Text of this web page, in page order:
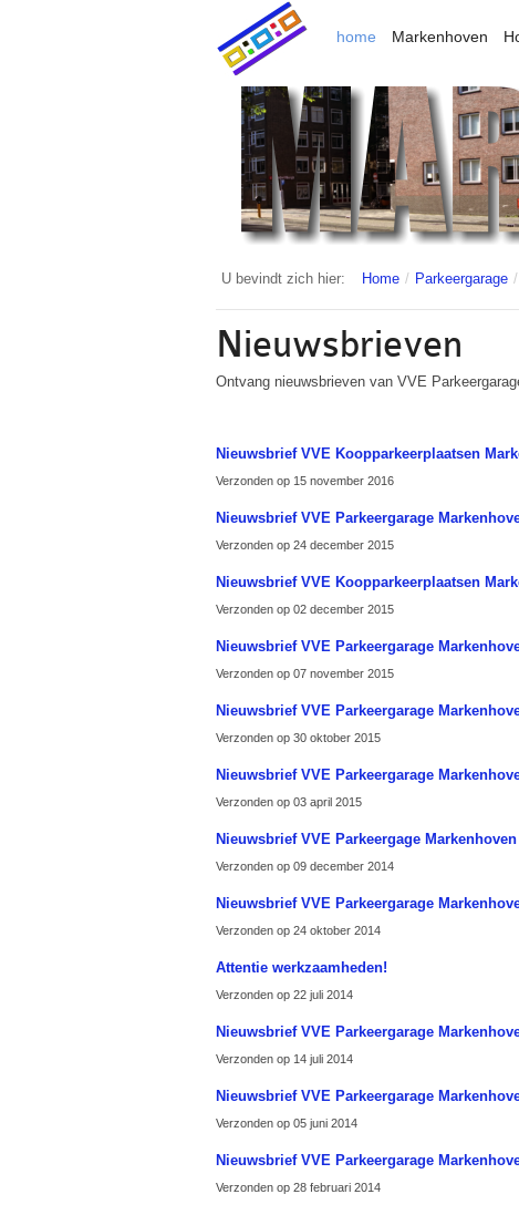
home Markenhoven
U bevindt zich hier: Home / Parkeergarage /
Nieuwsbrieven
Ontvang nieuwsbrieven van VVE
Nieuwsbrief VVE Koopparkeerplaatsen
Verzonden op 15 november 2016
Nieuwsbrief VVE Parkeergarage
Verzonden op 24 december 2015
Nieuwsbrief VVE Koopparkeerplaatsen
Verzonden op 02 december 2015
Nieuwsbrief VVE Parkeergarage
Verzonden op 07 november 2015
Nieuwsbrief VVE Parkeergarage
Verzonden op 30 oktober 2015
Nieuwsbrief VVE Parkeergarage
Verzonden op 03 april 2015
Nieuwsbrief VVE Parkeergage Markenhoven
Verzonden op 09 december 2014
Nieuwsbrief VVE Parkeergarage
Verzonden op 24 oktober 2014
Attentie werkzaamheden!
Verzonden op 22 juli 2014
Nieuwsbrief VVE Parkeergarage
Verzonden op 14 juli 2014
Nieuwsbrief VVE Parkeergarage
Verzonden op 05 juni 2014
Nieuwsbrief VVE Parkeergarage
Verzonden op 28 februari 2014